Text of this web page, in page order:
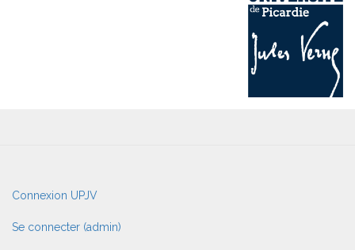
User
account
menu
Connexion UPJV
Se connecter (admin)